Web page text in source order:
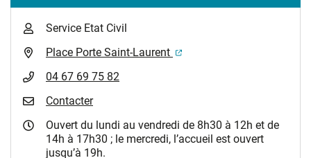
Service Etat Civil
Place Porte Saint-Laurent
(ouverture dans un
04 67 69 75 82
Contacter
Ouvert du lundi au vendredi de 8h30 à 12h et de
14h à 17h30 ; le mercredi, l’accueil est ouvert
jusqu’à 19h.